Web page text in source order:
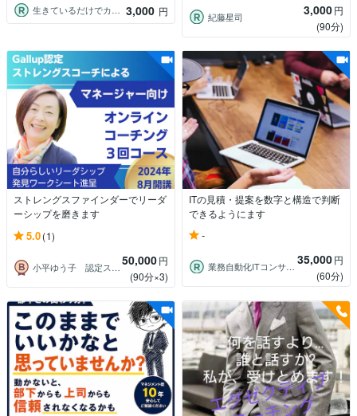
生きているだけでカウンセラー 紀凛 3,000 円 紀藤星司 3,000円
(90分)
ストレングスファインダーでリーダ
ーシップを磨きます
5.0(1)
小平ゆう子 認定ストレングスコーチ 50,000円
(90分×3)
ITの見積・提案を数字と構造で判断
できるようにます
-
業務自動化ITコンサルタント 35,000円
(60分)